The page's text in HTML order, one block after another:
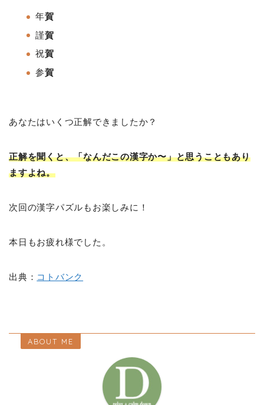
年賀
謹賀
祝賀
参賀
あなたはいくつ正解できましたか？
正解を聞くと、「なんだこの漢字か〜」と思うこともあり
ますよね。
次回の漢字パズルもお楽しみに！
本日もお疲れ様でした。
出典： コトバンク
ABOUT ME